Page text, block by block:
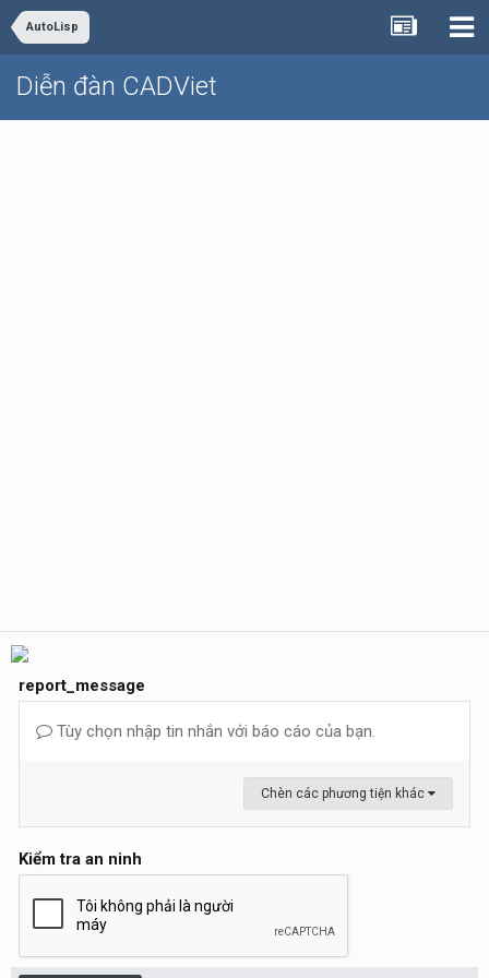
AutoLisp
Diễn đàn CADViet
report_message
Tùy chọn nhập tin nhắn với báo cáo của bạn.
Chèn các phương tiện khác
Kiểm tra an ninh